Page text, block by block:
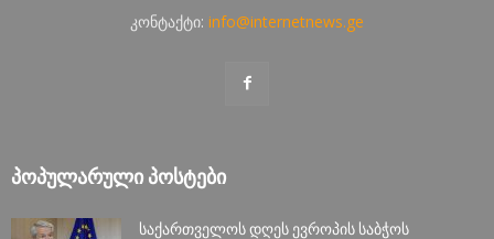
კონტაქტი: info@internetnews.ge
ᲞᲝᲞᲣᲚᲐᲠᲣᲚᲘ ᲞᲝᲡᲢᲔᲑᲘ
საქართველოს დღეს ევროპის საბჭოს